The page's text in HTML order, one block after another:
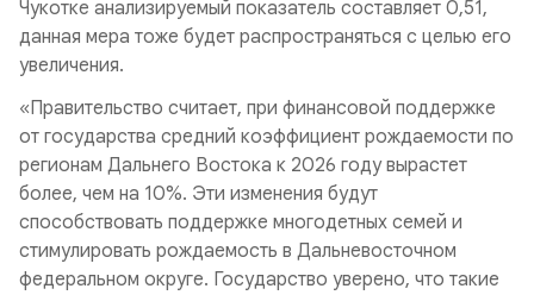
Чукотке анализируемый показатель составляет 0,51,
данная мера тоже будет распространяться с целью его
увеличения.
«Правительство считает, при финансовой поддержке
от государства средний коэффициент рождаемости по
регионам Дальнего Востока к 2026 году вырастет
более, чем на 10%. Эти изменения будут
способствовать поддержке многодетных семей и
стимулировать рождаемость в Дальневосточном
федеральном округе. Государство уверено, что такие